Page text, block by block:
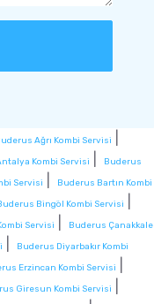
Ağrı Kombi Servisi
Kombi Servisi
Buderus
Servisi
Buderus Bartın Kombi
Bingöl Kombi Servisi
Servisi
Buderus Çanakkale
Buderus Diyarbakır Kombi
Erzincan Kombi Servisi
Giresun Kombi Servisi